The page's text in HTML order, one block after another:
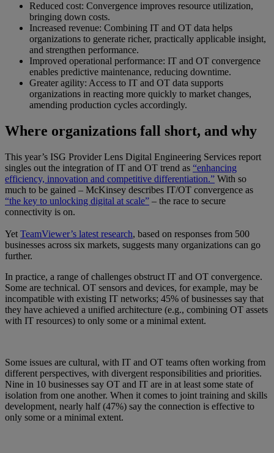
Reduced cost: Convergence improves resource utilization,
bringing down costs.
Increased revenue: Combining IT and OT data helps
organizations to generate richer, practically applicable insight,
and strengthen performance.
Improved operational performance: IT and OT convergence
enables predictive maintenance, reducing downtime.
Greater agility: Access to IT and OT data supports
organizations in reacting more quickly to market changes,
amending production cycles accordingly.
Where organizations fall short, and why
This year’s ISG Provider Lens Digital Engineering Services report
singles out the integration of IT and OT trend as “enhancing
efficiency, innovation and competitive differentiation.” With so
much to be gained – McKinsey describes IT/OT convergence as
“the key to unlocking digital at scale” – the race to secure
connectivity is on.
Yet TeamViewer’s latest research, based on responses from 500
businesses across six markets, suggests many organizations can go
further.
In practice, a range of challenges obstruct IT and OT convergence.
Some are technical. OT sensors and devices, for example, may be
incompatible with existing IT networks; 45% of businesses say that
they have achieved a unified architecture (e.g., combining OT assets
with IT resources) to only some or a minimal extent.
Some issues are cultural, with IT and OT teams often working from
different perspectives, with divergent responsibilities and priorities.
Nine in 10 businesses say OT and IT are in at least some state of
isolation from one another. When it comes to joint training and skills
development, nearly half (47%) say the connection is effective to
only some or a minimal extent.